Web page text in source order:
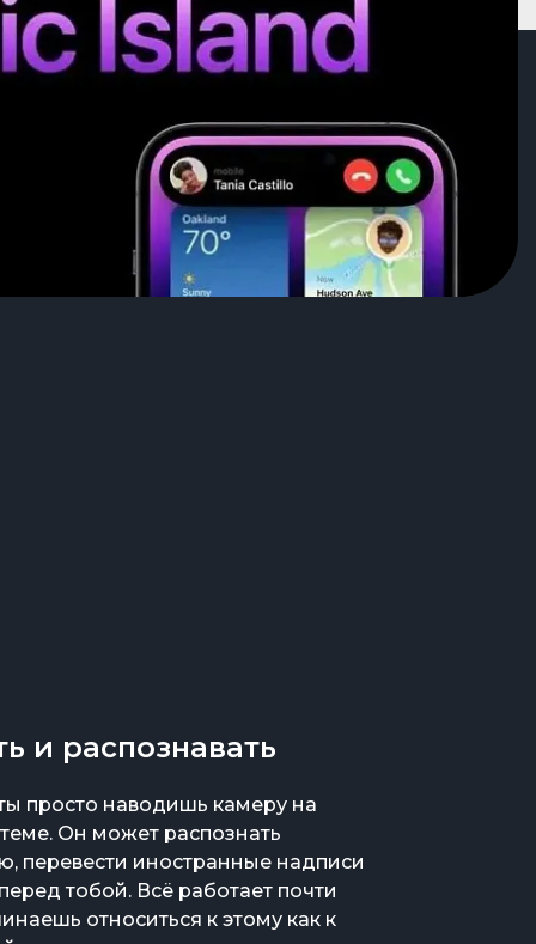
и распознавать
просто наводишь камеру на
Он может распознать
перевести иностранные надписи
тобой. Всё работает почти
относиться к этому как к